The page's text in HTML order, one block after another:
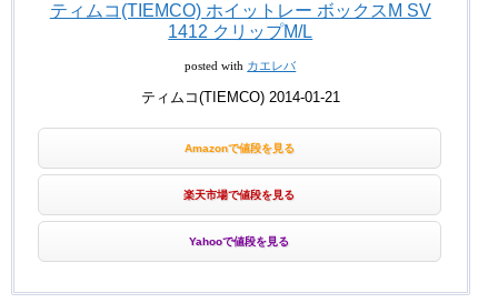
ティムコ(TIEMCO) ホイットレー ボックスM SV
1412 クリップM/L
posted with カエレバ
ティムコ(TIEMCO) 2014-01-21
Amazonで値段を見る
楽天市場で値段を見る
Yahooで値段を見る